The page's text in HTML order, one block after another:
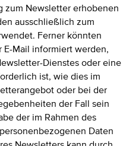
zum Newsletter erhobenen
ausschließlich zum
Ferner könnten
Mail informiert werden,
Dienstes oder eine
ist, wie dies im
oder bei der
der Fall sein
der im Rahmen des
Daten